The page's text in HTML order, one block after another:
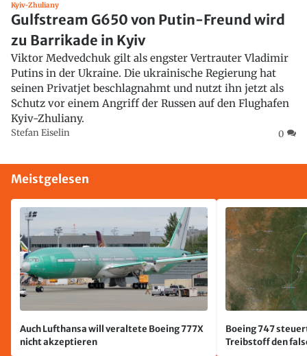
Kyiv-Zhuliany
Gulfstream G650 von Putin-Freund wird
zu Barrikade in Kyiv
Viktor Medvedchuk gilt als engster Vertrauter Vladimir
Putins in der Ukraine. Die ukrainische Regierung hat
seinen Privatjet beschlagnahmt und nutzt ihn jetzt als
Schutz vor einem Angriff der Russen auf den Flughafen
Kyiv-Zhuliany.
Stefan Eiselin 0
Meistgelesen
Auch Lufthansa will veraltete Boeing 777X
nicht akzeptieren
Boeing 747
Treibstoff den